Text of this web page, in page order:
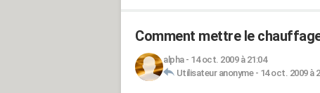
Comment mettre le
alpha- 14 oct. 2009 à 21:04
Utilisateur anonyme- 14 oct. 2009 à